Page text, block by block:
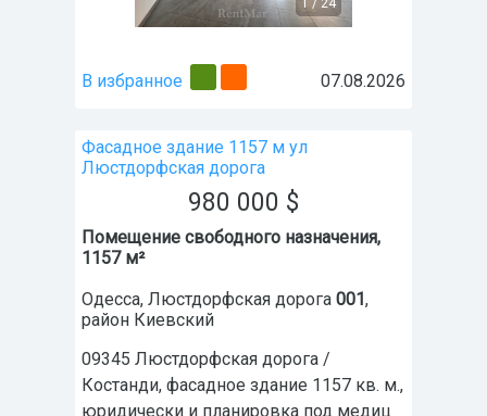
1 / 24
В избранное 07.08.2026
Фасадное здание 1157 м ул
Люстдорфская дорога
980 000 $
Помещение свободного назначения,
1157 м²
Одесса, Люстдорфская дорога 001,
район Киевский
09345 Люстдорфская дорога /
Костанди, фасадное здание 1157 кв. м.,
юридически и планировка под медиц